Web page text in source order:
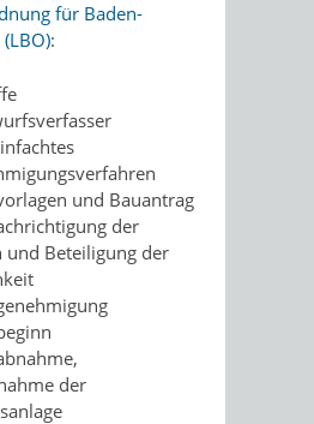
für Baden-
:
und Bauantrag
der
und Beteiligung der
der